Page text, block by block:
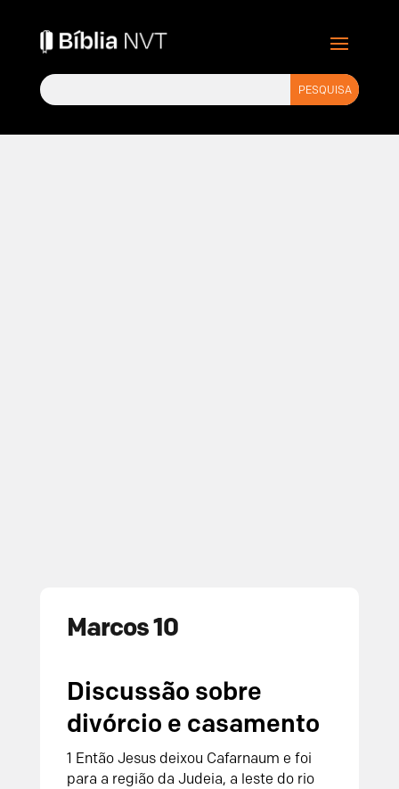
Marcos 10
Discussão sobre
divórcio e casamento
1 Então Jesus deixou Cafarnaum e foi
para a região da Judeia, a leste do rio